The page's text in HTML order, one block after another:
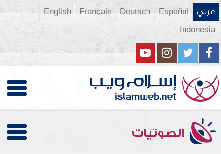
عربي Español
Deutsch
Français
English
Indonesia
الصوتيات